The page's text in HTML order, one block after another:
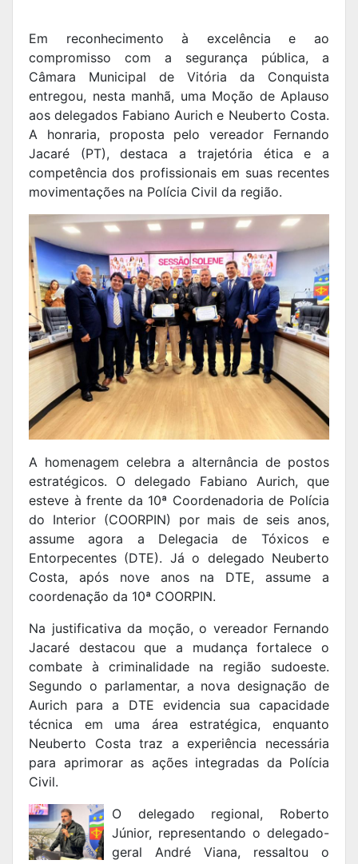
Em reconhecimento à excelência e ao
compromisso com a segurança pública, a
Câmara Municipal de Vitória da Conquista
entregou, nesta manhã, uma Moção de Aplauso
aos delegados Fabiano Aurich e Neuberto Costa.
A honraria, proposta pelo vereador Fernando
Jacaré (PT), destaca a trajetória ética e a
competência dos profissionais em suas recentes
movimentações na Polícia Civil da região.
A homenagem celebra a alternância de postos
estratégicos. O delegado Fabiano Aurich, que
esteve à frente da 10ª Coordenadoria de Polícia
do Interior (COORPIN) por mais de seis anos,
assume agora a Delegacia de Tóxicos e
Entorpecentes (DTE). Já o delegado Neuberto
Costa, após nove anos na DTE, assume a
coordenação da 10ª COORPIN.
Na justificativa da moção, o vereador Fernando
Jacaré destacou que a mudança fortalece o
combate à criminalidade na região sudoeste.
Segundo o parlamentar, a nova designação de
Aurich para a DTE evidencia sua capacidade
técnica em uma área estratégica, enquanto
Neuberto Costa traz a experiência necessária
para aprimorar as ações integradas da Polícia
Civil.
O delegado regional, Roberto
Júnior, representando o delegado-
geral André Viana, ressaltou o